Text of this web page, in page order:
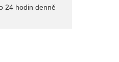
24 hodin denně